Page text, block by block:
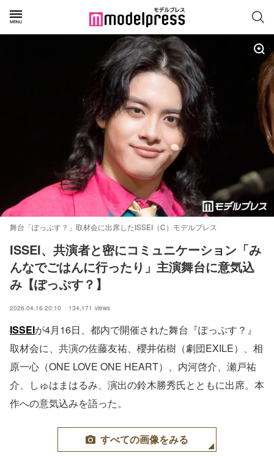
舞台「ぽっぷす？」取材会に出席したISSEI（C）モデルプレス
ISSEI、共演者と密にコミュニケーション「み
んなでごはんに行ったり」主演舞台に意気込
み【ぽっぷす？】
2026.04.16 20:10 134,171 views
ISSEIが4月16日、都内で開催された舞台『ぽっぷす？』
取材会に、共演の佐藤友祐、櫻井佑樹（劇団EXILE）、相
原一心（ONE LOVE ONE HEART）、内河啓介、瀬戸祐
介、しゅはまはるみ、演出の鈴木勝秀氏とともに出席。本
作への意気込みを語った。
すべての画像をみる